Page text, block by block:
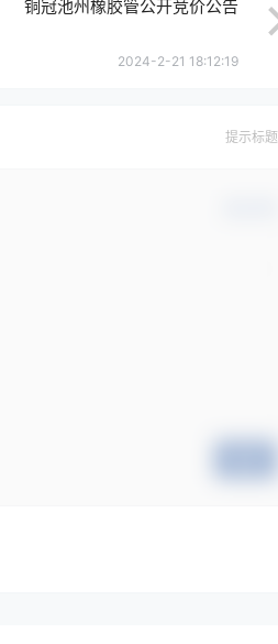
铜冠池州橡胶管公开竞价公告
2024-2-21 18:12:19
提示标题